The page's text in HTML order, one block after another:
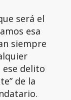
será el
esa
siempre
delito
de la